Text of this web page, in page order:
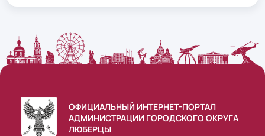
ОФИЦИАЛЬНЫЙ ИНТЕРНЕТ-ПОРТАЛ
АДМИНИСТРАЦИИ ГОРОДСКОГО ОКРУГА
ЛЮБЕРЦЫ